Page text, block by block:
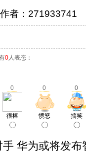
作者：271933741
0人表态：
0 0 0
很棒 愤怒 搞笑
华为或将发布